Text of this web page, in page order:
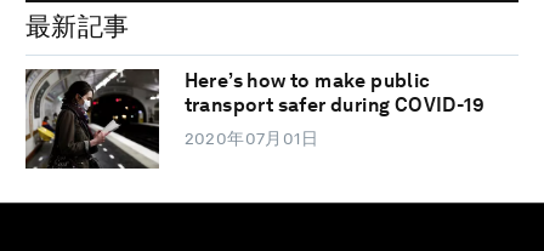
最新記事
Here’s how to make public
transport safer during COVID-19
2020年07月01日